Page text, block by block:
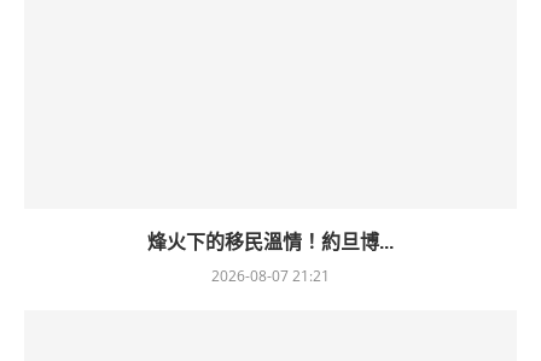
烽火下的移民溫情！約旦博...
2026-08-07 21:21